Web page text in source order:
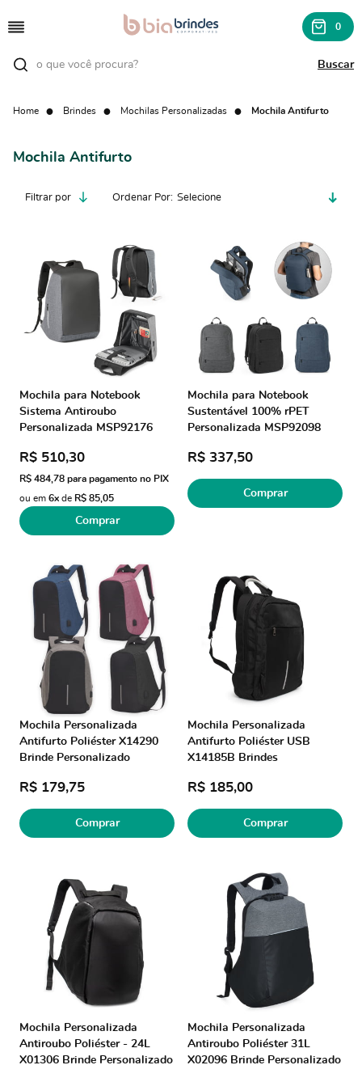
0
Mochila Antifurto
Home Brindes Mochilas Personalizadas Mochila Antifurto
Filtrar por Ordenar Por Selecione
Mochila para Notebook
Sistema Antiroubo
Personalizada MSP92176
R$ 510,30
R$ 484,78 para pagamento no PIX
ou em 6x de R$ 85,05
Comprar
Mochila para Notebook
Sustentável 100% rPET
Personalizada MSP92098
R$ 337,50
Comprar
Mochila Personalizada
Antifurto Poliéster X14290
Brinde Personalizado
R$ 179,75
Comprar
Mochila Personalizada
Antifurto Poliéster USB
X14185B Brindes
R$ 185,00
Comprar
Mochila Personalizada
Antiroubo Poliéster - 24L
X01306 Brinde Personalizado
Mochila Personalizada
Antiroubo Poliéster 31L
X02096 Brinde Personalizado